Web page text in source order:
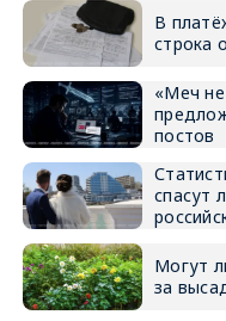
В
строка
«Меч
постов
спасут
Могут
за